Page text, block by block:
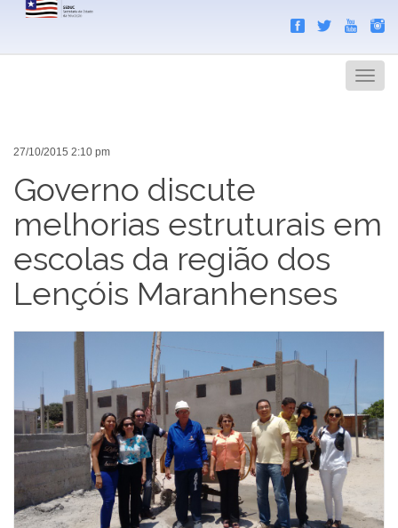
Menu
27/10/2015 2:10 pm
Governo discute
melhorias estruturais em
escolas da região dos
Lençóis Maranhenses